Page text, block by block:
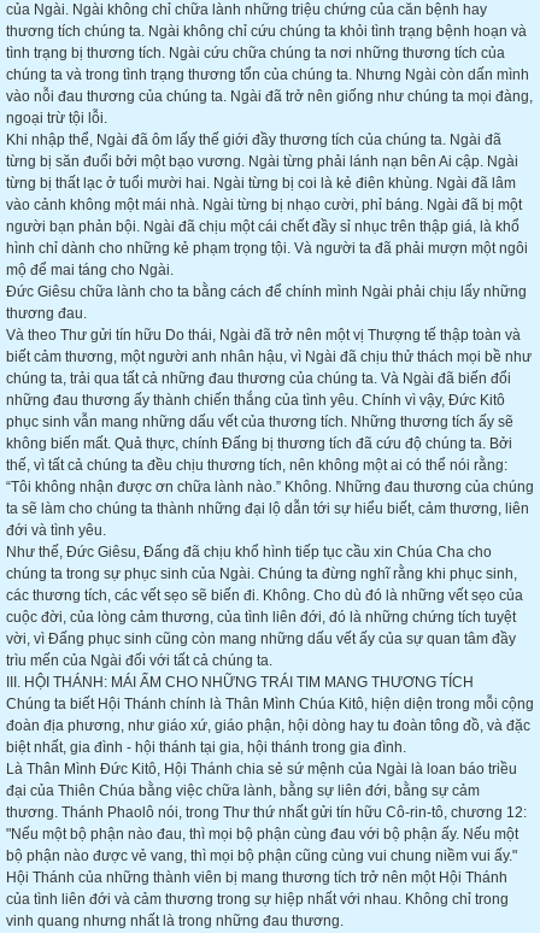
của Ngài. Ngài không chỉ chữa lành những triệu chứng của căn bệnh hay
thương tích chúng ta. Ngài không chỉ cứu chúng ta khỏi tình trạng bệnh hoạn và
tình trạng bị thương tích. Ngài cứu chữa chúng ta nơi những thương tích của
chúng ta và trong tình trạng thương tổn của chúng ta. Nhưng Ngài còn dấn mình
vào nỗi đau thương của chúng ta. Ngài đã trở nên giống như chúng ta mọi đàng,
ngoại trừ tội lỗi.
Khi nhập thể, Ngài đã ôm lấy thế giới đầy thương tích của chúng ta. Ngài đã
từng bị săn đuổi bởi một bạo vương. Ngài từng phải lánh nạn bên Ai cập. Ngài
từng bị thất lạc ở tuổi mười hai. Ngài từng bị coi là kẻ điên khùng. Ngài đã lâm
vào cảnh không một mái nhà. Ngài từng bị nhạo cười, phỉ báng. Ngài đã bị một
người bạn phản bội. Ngài đã chịu một cái chết đầy sỉ nhục trên thập giá, là khổ
hình chỉ dành cho những kẻ phạm trọng tội. Và người ta đã phải mượn một ngôi
mộ để mai táng cho Ngài.
Đức Giêsu chữa lành cho ta bằng cách để chính mình Ngài phải chịu lấy những
thương đau.
Và theo Thư gửi tín hữu Do thái, Ngài đã trở nên một vị Thượng tế thập toàn và
biết cảm thương, một người anh nhân hậu, vì Ngài đã chịu thử thách mọi bề như
chúng ta, trải qua tất cả những đau thương của chúng ta. Và Ngài đã biến đổi
những đau thương ấy thành chiến thắng của tình yêu. Chính vì vậy, Đức Kitô
phục sinh vẫn mang những dấu vết của thương tích. Những thương tích ấy sẽ
không biến mất. Quả thực, chính Đấng bị thương tích đã cứu độ chúng ta. Bởi
thế, vì tất cả chúng ta đều chịu thương tích, nên không một ai có thể nói rằng:
“Tôi không nhận được ơn chữa lành nào.” Không. Những đau thương của chúng
ta sẽ làm cho chúng ta thành những đại lộ dẫn tới sự hiểu biết, cảm thương, liên
đới và tình yêu.
Như thế, Đức Giêsu, Đấng đã chịu khổ hình tiếp tục cầu xin Chúa Cha cho
chúng ta trong sự phục sinh của Ngài. Chúng ta đừng nghĩ rằng khi phục sinh,
các thương tích, các vết sẹo sẽ biến đi. Không. Cho dù đó là những vết sẹo của
cuộc đời, của lòng cảm thương, của tình liên đới, đó là những chứng tích tuyệt
vời, vì Đấng phục sinh cũng còn mang những dấu vết ấy của sự quan tâm đầy
trìu mến của Ngài đối với tất cả chúng ta.
III. HỘI THÁNH: MÁI ẤM CHO NHỮNG TRÁI TIM MANG THƯƠNG TÍCH
Chúng ta biết Hội Thánh chính là Thân Mình Chúa Kitô, hiện diện trong mỗi cộng
đoàn địa phương, như giáo xứ, giáo phận, hội dòng hay tu đoàn tông đồ, và đặc
biệt nhất, gia đình - hội thánh tại gia, hội thánh trong gia đình.
Là Thân Mình Đức Kitô, Hội Thánh chia sẻ sứ mệnh của Ngài là loan báo triều
đại của Thiên Chúa bằng việc chữa lành, bằng sự liên đới, bằng sự cảm
thương. Thánh Phaolô nói, trong Thư thứ nhất gửi tín hữu Cô-rin-tô, chương 12:
"Nếu một bộ phận nào đau, thì mọi bộ phận cùng đau với bộ phận ấy. Nếu một
bộ phận nào được vẻ vang, thì mọi bộ phận cũng cùng vui chung niềm vui ấy."
Hội Thánh của những thành viên bị mang thương tích trở nên một Hội Thánh
của tình liên đới và cảm thương trong sự hiệp nhất với nhau. Không chỉ trong
vinh quang nhưng nhất là trong những đau thương.